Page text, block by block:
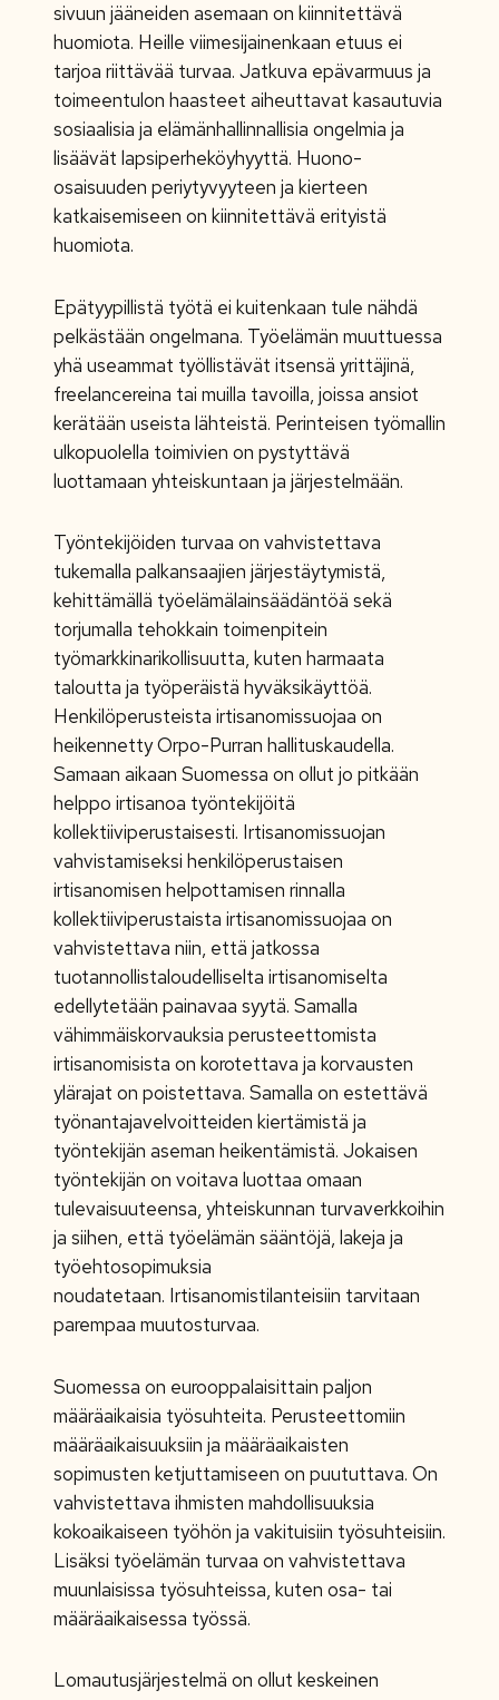
sivuun jääneiden asemaan on kiinnitettävä
huomiota. Heille viimesijainenkaan etuus ei
tarjoa riittävää turvaa. Jatkuva epävarmuus ja
toimeentulon haasteet aiheuttavat kasautuvia
sosiaalisia ja elämänhallinnallisia ongelmia ja
lisäävät lapsiperheköyhyyttä. Huono-
osaisuuden periytyvyyteen ja kierteen
katkaisemiseen on kiinnitettävä erityistä
huomiota.
Epätyypillistä työtä ei kuitenkaan tule nähdä
pelkästään ongelmana. Työelämän muuttuessa
yhä useammat työllistävät itsensä yrittäjinä,
freelancereina tai muilla tavoilla, joissa ansiot
kerätään useista lähteistä. Perinteisen työmallin
ulkopuolella toimivien on pystyttävä
luottamaan yhteiskuntaan ja järjestelmään.
Työntekijöiden turvaa on vahvistettava
tukemalla palkansaajien järjestäytymistä,
kehittämällä työelämälainsäädäntöä sekä
torjumalla tehokkain toimenpitein
työmarkkinarikollisuutta, kuten harmaata
taloutta ja työperäistä hyväksikäyttöä.
Henkilöperusteista irtisanomissuojaa on
heikennetty Orpo-Purran hallituskaudella.
Samaan aikaan Suomessa on ollut jo pitkään
helppo irtisanoa työntekijöitä
kollektiiviperustaisesti. Irtisanomissuojan
vahvistamiseksi henkilöperustaisen
irtisanomisen helpottamisen rinnalla
kollektiiviperustaista irtisanomissuojaa on
vahvistettava niin, että jatkossa
tuotannollistaloudelliselta irtisanomiselta
edellytetään painavaa syytä. Samalla
vähimmäiskorvauksia perusteettomista
irtisanomisista on korotettava ja korvausten
ylärajat on poistettava. Samalla on estettävä
työnantajavelvoitteiden kiertämistä ja
työntekijän aseman heikentämistä. Jokaisen
työntekijän on voitava luottaa omaan
tulevaisuuteensa, yhteiskunnan turvaverkkoihin
ja siihen, että työelämän sääntöjä, lakeja ja
työehtosopimuksia
noudatetaan. Irtisanomistilanteisiin tarvitaan
parempaa muutosturvaa.
Suomessa on eurooppalaisittain paljon
määräaikaisia työsuhteita. Perusteettomiin
määräaikaisuuksiin ja määräaikaisten
sopimusten ketjuttamiseen on puututtava. On
vahvistettava ihmisten mahdollisuuksia
kokoaikaiseen työhön ja vakituisiin työsuhteisiin.
Lisäksi työelämän turvaa on vahvistettava
muunlaisissa työsuhteissa, kuten osa- tai
määräaikaisessa työssä.
Lomautusjärjestelmä on ollut keskeinen